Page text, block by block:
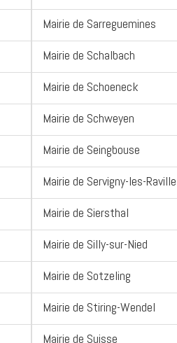
Mairie de Sarreguemines
Mairie de Schalbach
Mairie de Schoeneck
Mairie de Schweyen
Mairie de Seingbouse
Mairie de Servigny-les-Raville
Mairie de Siersthal
Mairie de Silly-sur-Nied
Mairie de Sotzeling
Mairie de Stiring-Wendel
Mairie de Suisse